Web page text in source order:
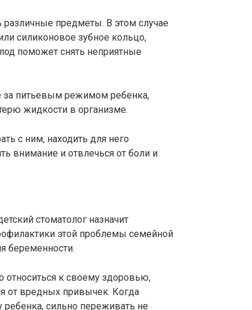
предметы. В этом случае
силиконовое зубное кольцо,
поможет снять неприятные
за питьевым режимом ребенка,
жидкости в организме.
с ним, находить для него
внимание и отвлечься от боли и
стоматолог назначит
этой проблемы семейной
беременности.
относиться к своему здоровью,
от вредных привычек. Когда
ребенка, сильно переживать не